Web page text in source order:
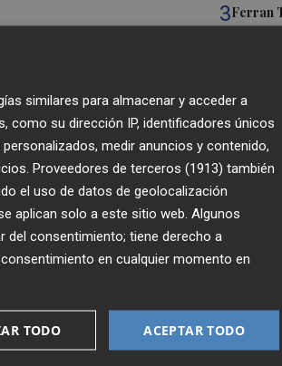
3Ferran
masas
digo
Foios
5Las
de
correo
similares para almacenar y acceder a
como su dirección IP, identificadores únicos
medir anuncios y contenido,
Proveedores de terceros (1913) también
el uso de datos de geolocalización
aplican solo a este sitio web. Algunos
del consentimiento; tiene derecho a
consentimiento en cualquier momento en
ACEPTAR TODO
TODO